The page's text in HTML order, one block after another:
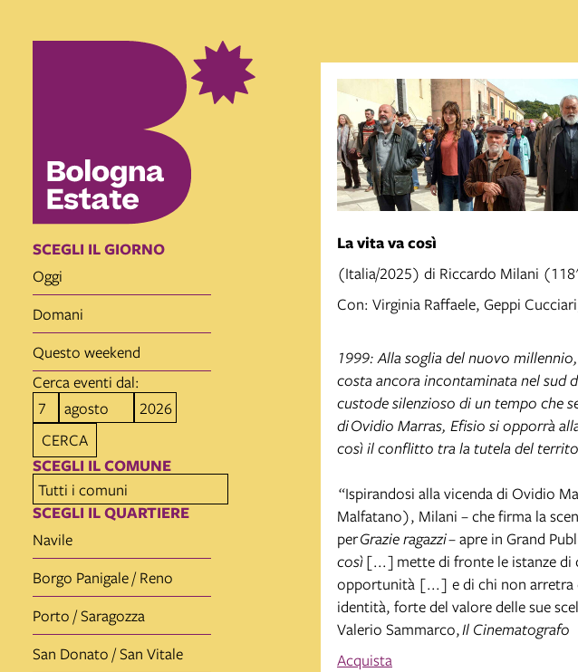
SCEGLI IL GIORNO
oggi
domani
questo weekend
Cerca eventi dal:
CERCA
SCEGLI IL COMUNE
SCEGLI IL QUARTIERE
Navile
Borgo Panigale / Reno
Porto / Saragozza
San Donato / San Vitale
La vita va così
(Italia/2025) di Riccardo Milani
Con: Virginia Raffaele, Geppi
1999: Alla soglia del nuovo
costa ancora incontaminata nel sud
custode silenzioso di un tempo che
diOvidio Marras, Efisio si opporrà
così il conflitto tra la tutela del
“Ispirandosi alla vicenda di Ovidio
Malfatano), Milani – che firma la
perGrazie ragazzi– apre in Grand
così[...] mette di fronte le istanze di
opportunità [...] e di chi non arretra
identità, forte del valore delle sue
Valerio Sammarco,Il Cinematografo
Acquista